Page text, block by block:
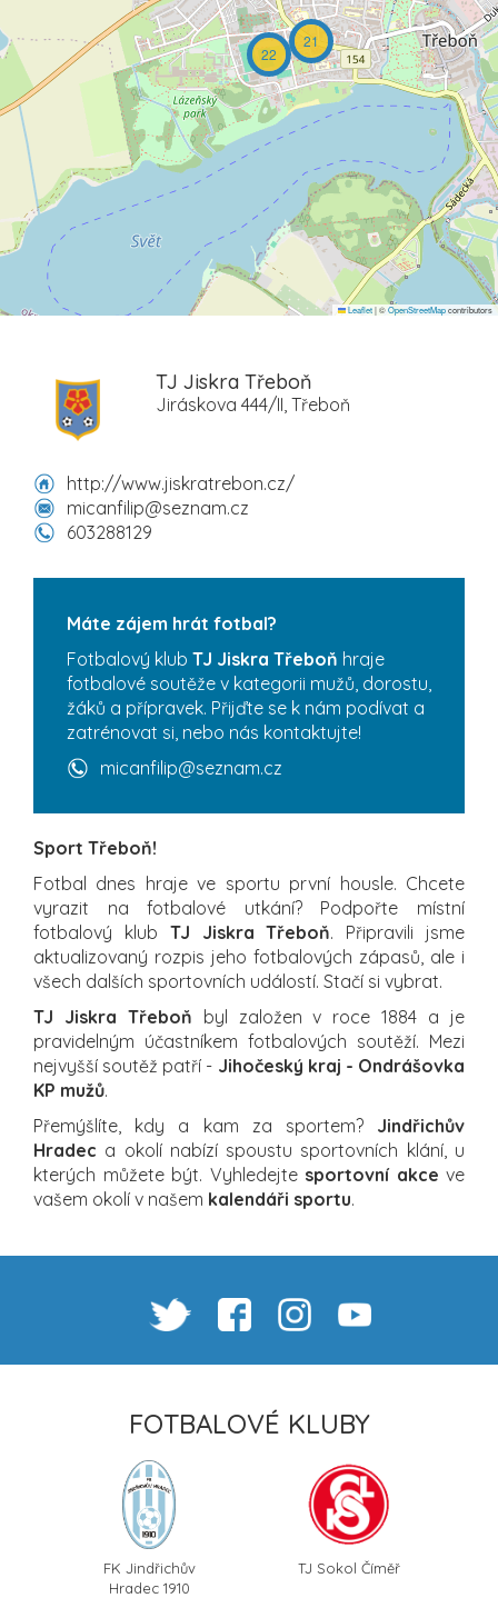
21
22
Leaflet|©OpenStreetMapcontributors
TJ Jiskra Třeboň
Jiráskova 444/II, Třeboň
http://www.jiskratrebon.cz/
micanfilip@seznam.cz
603288129
Máte zájem hrát fotbal?
Fotbalový klub TJ Jiskra Třeboň hraje
fotbalové soutěže v kategorii mužů, dorostu,
žáků a přípravek. Přijďte se k nám podívat a
zatrénovat si, nebo nás kontaktujte!
micanfilip@seznam.cz
Sport Třeboň!
Fotbal dnes hraje ve sportu první housle. Chcete
vyrazit na fotbalové utkání? Podpořte místní
fotbalový klub TJ Jiskra Třeboň. Připravili jsme
aktualizovaný rozpis jeho fotbalových zápasů, ale i
všech dalších sportovních událostí. Stačí si vybrat.
TJ Jiskra Třeboň byl založen v roce 1884 a je
pravidelným účastníkem fotbalových soutěží. Mezi
nejvyšší soutěž patří - Jihočeský kraj - Ondrášovka
KP mužů.
Přemýšlíte, kdy a kam za sportem? Jindřichův
Hradec a okolí nabízí spoustu sportovních klání, u
kterých můžete být. Vyhledejte sportovní akce ve
vašem okolí v našem kalendáři sportu.
FOTBALOVÉ KLUBY
FK Jindřichův
Hradec 1910
TJ Sokol Číměř